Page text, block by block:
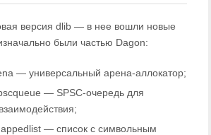
версия dlib — в нее вошли новые
были частью Dagon:
— универсальный арена-аллокатор;
— SPSC-очередь для
— список с символьным